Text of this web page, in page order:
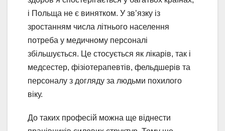
і Польща не є винятком. У зв’язку із
зростанням числа літнього населення
потреба у медичному персоналі
збільшується. Це стосується як лікарів, так і
медсестер, фізіотерапевтів, фельдшерів та
персоналу з догляду за людьми похилого
віку.
До таких професій можна ще віднести